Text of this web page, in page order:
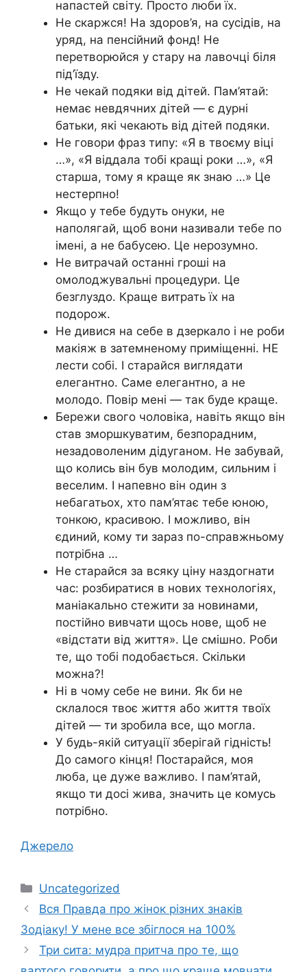
напастей світу. Просто люби їх.
Не скаржся! На здоров’я, на сусідів, на
уряд, на пенсійний фонд! Не
перетворюйся у стару на лавочці біля
під’їзду.
Не чекай подяки від дітей. Пам’ятай:
немає невдячних дітей — є дурні
батьки, які чекають від дітей подяки.
Не говори фраз типу: «Я в твоєму віці
…», «Я віддала тобі кращі роки …», «Я
старша, тому я краще як знаю …» Це
нестерпно!
Якщо у тебе будуть онуки, не
наполягай, щоб вони називали тебе по
імені, а не бабусею. Це нерозумно.
Не витрачай останні гроші на
омолоджувальні процедури. Це
безглуздо. Краще витрать їх на
подорож.
Не дивися на себе в дзеркало і не роби
макіяж в затемненому приміщенні. НЕ
лести собі. І старайся виглядати
елегантно. Саме елегантно, а не
молодо. Повір мені — так буде краще.
Бережи свого чоловіка, навіть якщо він
став зморшкуватим, безпорадним,
незадоволеним дідуганом. Не забувай,
що колись він був молодим, сильним і
веселим. І напевно він один з
небагатьох, хто пам’ятає тебе юною,
тонкою, красивою. І можливо, він
єдиний, кому ти зараз по-справжньому
потрібна …
Не старайся за всяку ціну наздогнати
час: розбиратися в нових технологіях,
маніакально стежити за новинами,
постійно вивчати щось нове, щоб не
«відстати від життя». Це смішно. Роби
те, що тобі подобається. Скільки
можна?!
Ні в чому себе не вини. Як би не
склалося твоє життя або життя твоїх
дітей — ти зробила все, що могла.
У будь-якій ситуації зберігай гідність!
До самого кінця! Постарайся, моя
люба, це дуже важливо. І пам’ятай,
якщо ти досі жива, значить це комусь
потрібно.
Джерело
Категорії
Uncategorized
Вся Правда про жінок різних знаків
Зодіаку! У мене все збіглося на 100%
Три сита: мудра притча про те, що